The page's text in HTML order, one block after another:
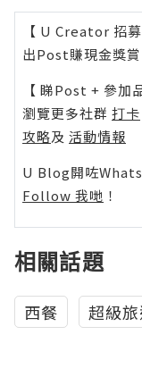
【 U Creator 招募
出Post賺現金獎
【 睇Post + 參加
瀏覽更多社群 打卡
攻略及 活動情報
U Blog開咗
Follow 我哋 ！
相關話題
西餐 超級